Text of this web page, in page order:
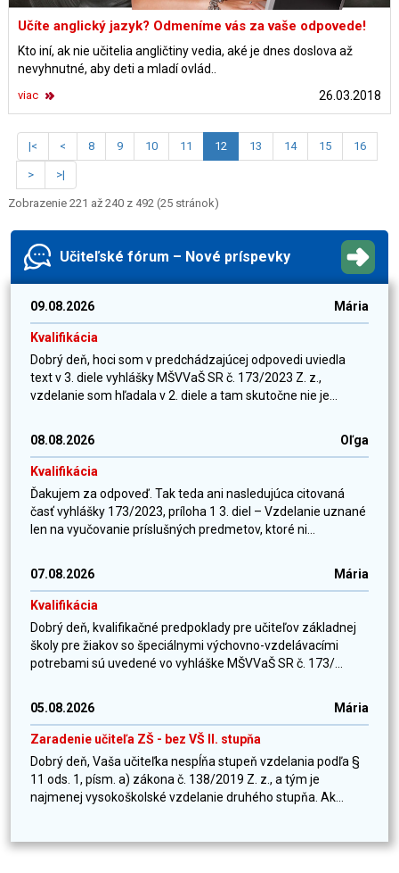
Učíte anglický jazyk? Odmeníme vás za vaše odpovede!
Kto iní, ak nie učitelia angličtiny vedia, aké je dnes doslova až
nevyhnutné, aby deti a mladí ovlád..
26.03.2018
viac
|< < 8 9 10 11 12 13 14 15 16
> >|
Zobrazenie 221 až 240 z 492 (25 stránok)
Učiteľské fórum – Nové príspevky
09.08.2026 Mária
Kvalifikácia
Dobrý deň, hoci som v predchádzajúcej odpovedi uviedla
text v 3. diele vyhlášky MŠVVaŠ SR č. 173/2023 Z. z.,
vzdelanie som hľadala v 2. diele a tam skutočne nie je...
08.08.2026 Oľga
Kvalifikácia
Ďakujem za odpoveď. Tak teda ani nasledujúca citovaná
časť vyhlášky 173/2023, príloha 1 3. diel – Vzdelanie uznané
len na vyučovanie príslušných predmetov, ktoré ni...
07.08.2026 Mária
Kvalifikácia
Dobrý deň, kvalifikačné predpoklady pre učiteľov základnej
školy pre žiakov so špeciálnymi výchovno-vzdelávacími
potrebami sú uvedené vo vyhláške MŠVVaŠ SR č. 173/...
05.08.2026 Mária
Zaradenie učiteľa ZŠ - bez VŠ II. stupňa
Dobrý deň, Vaša učiteľka nespĺňa stupeň vzdelania podľa §
11 ods. 1, písm. a) zákona č. 138/2019 Z. z., a tým je
najmenej vysokoškolské vzdelanie druhého stupňa. Ak...